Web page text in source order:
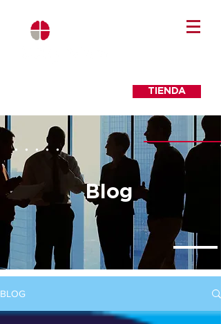
TIENDA
. . . . .
Blog
BLOG